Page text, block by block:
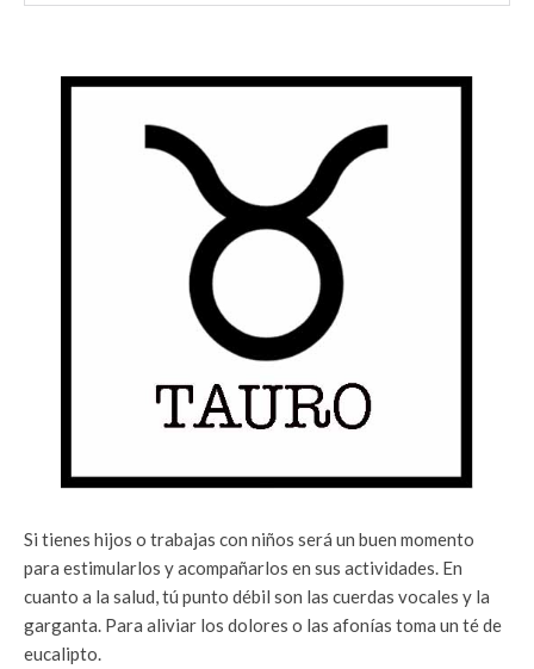
Si tienes hijos o trabajas con niños será un buen momento
para estimularlos y acompañarlos en sus actividades. En
cuanto a la salud, tú punto débil son las cuerdas vocales y la
garganta. Para aliviar los dolores o las afonías toma un té de
eucalipto.